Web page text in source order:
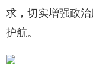
求，切实增强政
护航。